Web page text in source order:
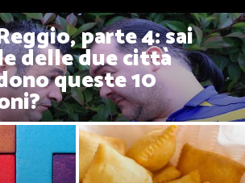
parte 4: sai
delle due città
queste 10